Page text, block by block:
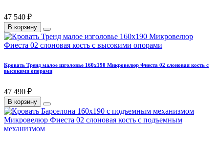
47 540 ₽
В корзину
Кровать Тренд малое изголовье 160х190 Микровелюр Фиеста 02 слоновая кость с
высокими опорами
47 490 ₽
В корзину